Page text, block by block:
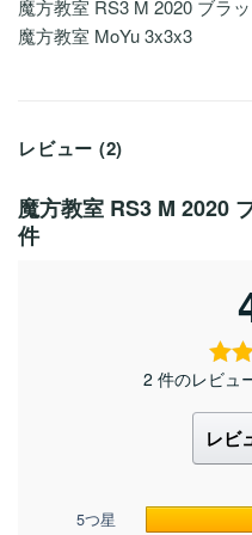
魔方教室 RS3 M 2020 ブラ
魔方教室 MoYu 3x3x3
レビュー (2)
魔方教室 RS3 M 2020
件
2 件のレビュ
レビ
5つ星